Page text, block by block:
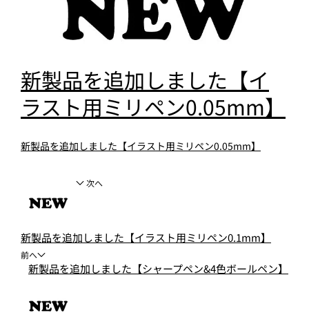
新製品を追加しました【イ
ラスト用ミリペン0.05mm】
新製品を追加しました【イラスト用ミリペン0.05mm】
次へ
新製品を追加しました【イラスト用ミリペン0.1mm】
前へ
新製品を追加しました【シャープペン&4色ボールペン】